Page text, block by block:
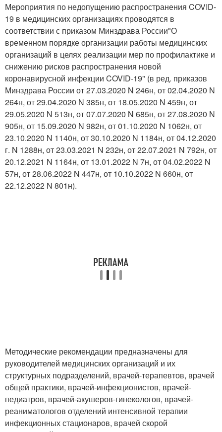
Мероприятия по недопущению распространения COVID-
19 в медицинских организациях проводятся в
соответствии с приказом Минздрава России"О
временном порядке организации работы медицинских
организаций в целях реализации мер по профилактике и
снижению рисков распространения новой
коронавирусной инфекции COVID-19" (в ред. приказов
Минздрава России от 27.03.2020 N 246н, от 02.04.2020 N
264н, от 29.04.2020 N 385н, от 18.05.2020 N 459н, от
29.05.2020 N 513н, от 07.07.2020 N 685н, от 27.08.2020 N
905н, от 15.09.2020 N 982н, от 01.10.2020 N 1062н, от
23.10.2020 N 1140н, от 30.10.2020 N 1184н, от 04.12.2020
г. N 1288н, от 23.03.2021 N 232н, от 22.07.2021 N 792н, от
20.12.2021 N 1164н, от 13.01.2022 N 7н, от 04.02.2022 N
57н, от 28.06.2022 N 447н, от 10.10.2022 N 660н, от
22.12.2022 N 801н).
Методические рекомендации предназначены для
руководителей медицинских организаций и их
структурных подразделений, врачей-терапевтов, врачей
общей практики, врачей-инфекционистов, врачей-
педиатров, врачей-акушеров-гинекологов, врачей-
реаниматологов отделений интенсивной терапии
инфекционных стационаров, врачей скорой